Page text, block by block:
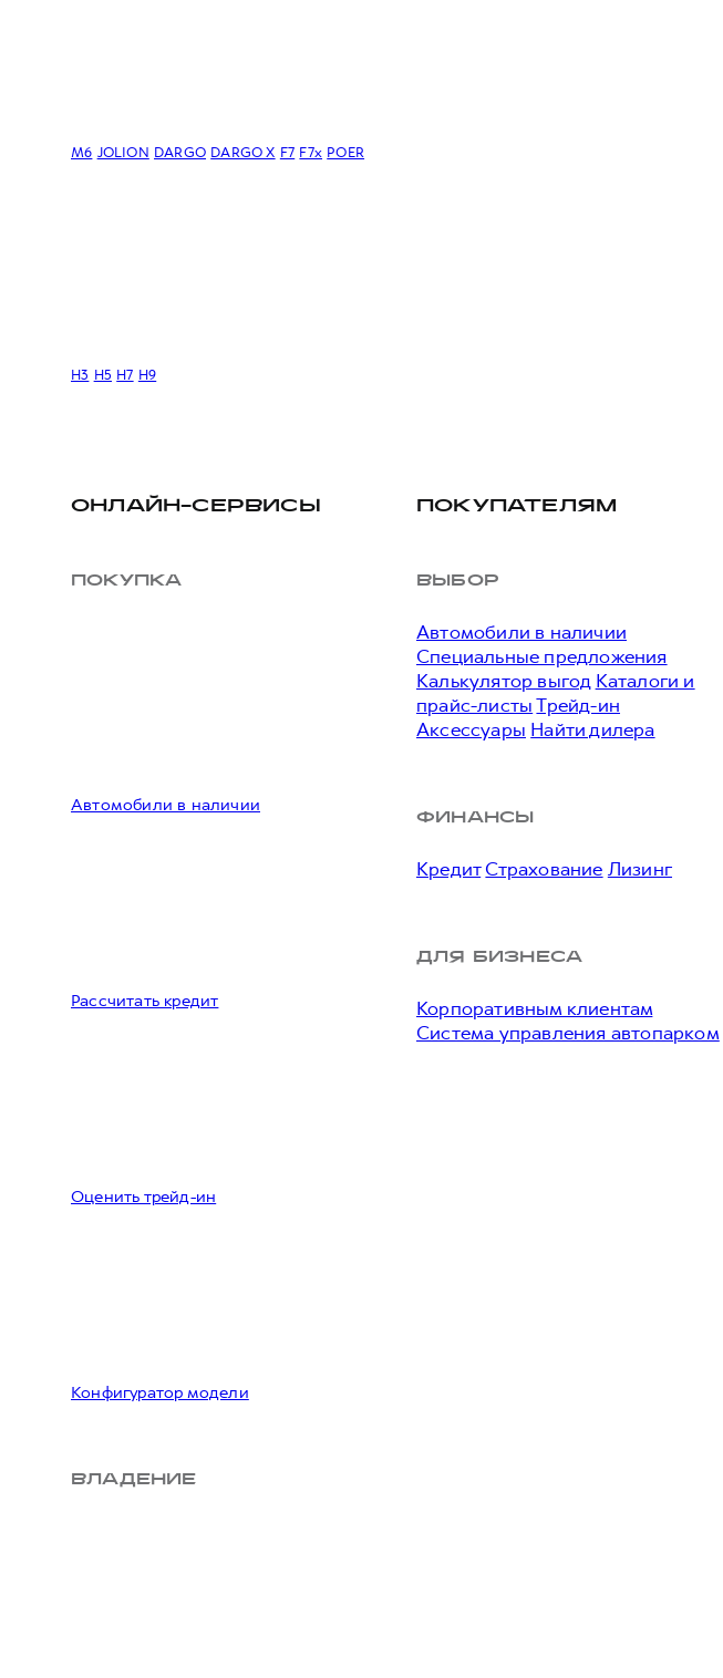
M6 JOLION DARGO DARGO Х F7 F7x POER
H3 H5 H7 H9
ОНЛАЙН-СЕРВИСЫ
ПОКУПКА
Автомобили в наличии
Рассчитать кредит
Оценить трейд-ин
Конфигуратор модели
ВЛАДЕНИЕ
ПОКУПАТЕЛЯМ
ВЫБОР
Автомобили в наличии
Специальные предложения
Калькулятор выгод Каталоги и
прайс-листы Трейд-ин
Аксессуары Найти дилера
ФИНАНСЫ
Кредит Страхование Лизинг
ДЛЯ БИЗНЕСА
Корпоративным клиентам
Система управления автопарком